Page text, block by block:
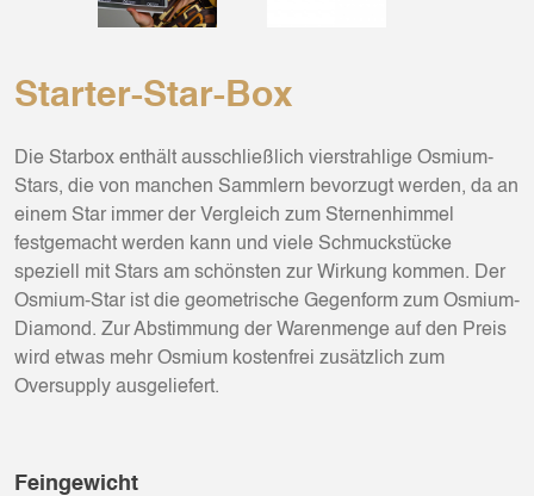
Starter-Star-Box
Die Starbox enthält ausschließlich vierstrahlige Osmium-
Stars, die von manchen Sammlern bevorzugt werden, da an
einem Star immer der Vergleich zum Sternenhimmel
festgemacht werden kann und viele Schmuckstücke
speziell mit Stars am schönsten zur Wirkung kommen. Der
Osmium-Star ist die geometrische Gegenform zum Osmium-
Diamond. Zur Abstimmung der Warenmenge auf den Preis
wird etwas mehr Osmium kostenfrei zusätzlich zum
Oversupply ausgeliefert.
Feingewicht